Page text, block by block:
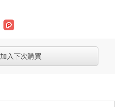
加入下次購買